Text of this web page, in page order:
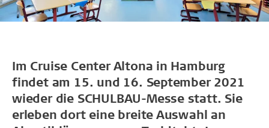
Im Cruise Center Altona in Hamburg
findet am 15. und 16. September 2021
wieder die SCHULBAU-Messe statt. Sie
erleben dort eine breite Auswahl an